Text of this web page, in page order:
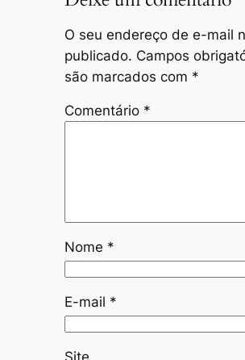
O seu endereço de e-mail
publicado. Campos
são marcados com *
Comentário *
Nome *
E-mail *